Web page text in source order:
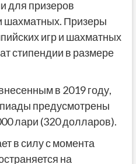
для призеров
шахматных. Призеры
игр и шахматных
стипендии в размере
в 2019 году,
предусмотрены
лари (320 долларов).
в силу с момента
на